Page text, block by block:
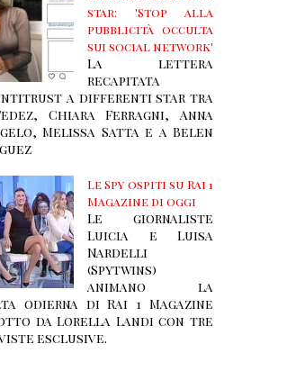
star: 'Stop alla
pubblicità occulta
sui social network'
La lettera
recapitata
a differenti star tra
Chiara Ferragni, Anna
Melissa Satta e a Belen
Le Spy ospiti su Rai 1
Magazine di oggi
Le giornaliste
Luicia e Luisa
Nardelli
(Spytwins)
animano la
odierna di Rai 1 Magazine
da Lorella Landi con tre
esclusive.